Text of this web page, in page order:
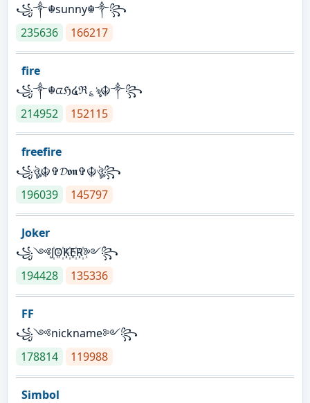
꧁༒☬sunny☬༒꧂
235636
166217
fire
꧁༒☬ᤂℌ໔ℜ؏ৡ☬༒꧂
214952
152115
freefire
꧁ঔৣ☬✞𝓓𝖔𝖓✞☬ঔৣ꧂
196039
145797
Joker
꧁༺J꙰O꙰K꙰E꙰R꙰༻꧂
194428
135336
FF
꧁༺nickname༻꧂
178814
119988
Simbol